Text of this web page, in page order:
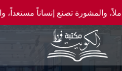
تصنع إنساناً مستعداً، والكتابة تصنع